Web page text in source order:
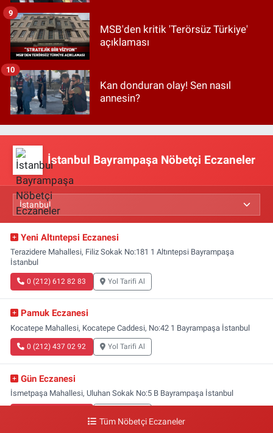
MSB'den kritik 'Terörsüz Türkiye'
açıklaması
9
Kan donduran olay! Sen nasıl
annesin?
10
İstanbul Bayrampaşa Nöbetçi Eczaneler
Yeni Altıntepsi Eczanesi
Terazidere Mahallesi, Filiz Sokak No:181 1 Altıntepsi Bayrampaşa
İstanbul
0 (212) 612 82 83 Yol Tarifi Al
Pamuk Eczanesi
Kocatepe Mahallesi, Kocatepe Caddesi, No:42 1 Bayrampaşa İstanbul
0 (212) 437 02 92 Yol Tarifi Al
Gün Eczanesi
İsmetpaşa Mahallesi, Uluhan Sokak No:5 B Bayrampaşa İstanbul
Tüm Nöbetçi Eczaneler